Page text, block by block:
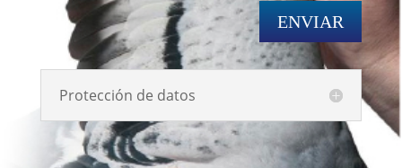
ENVIAR
Protección de datos